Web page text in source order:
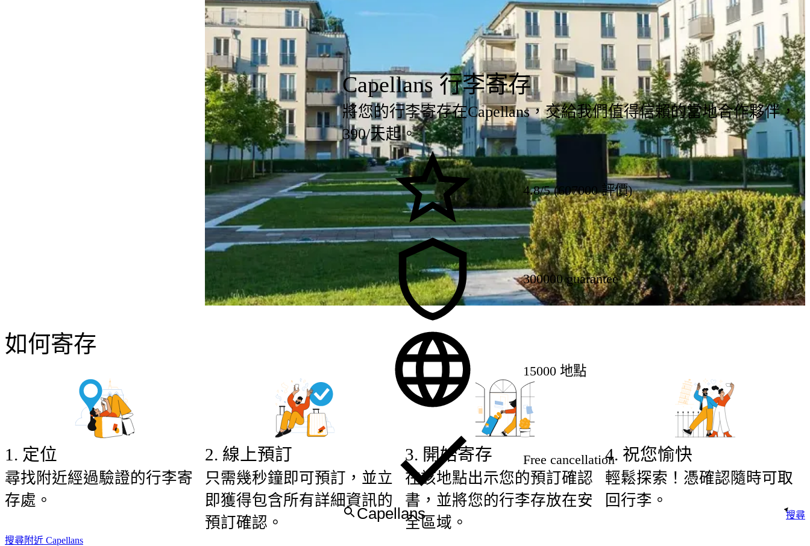
Capellans 行李寄存
將您的行李寄存在Capellans，交給我們值得信賴的當地合作夥伴，
390/天起。
4.8/5 (607000 評價)
300000 guarantee
15000 地點
Free cancellation
搜尋
如何寄存
1 . 定位
尋找附近經過驗證的行李寄
存處。
2. 線上預訂
只需幾秒鐘即可預訂，並立
即獲得包含所有詳細資訊的
預訂確認。
3. 開始寄存
在該地點出示您的預訂確認
書，並將您的行李存放在安
全區域。
4. 祝您愉快
輕鬆探索！憑確認隨時可取
回行李。
搜尋附近 Capellans